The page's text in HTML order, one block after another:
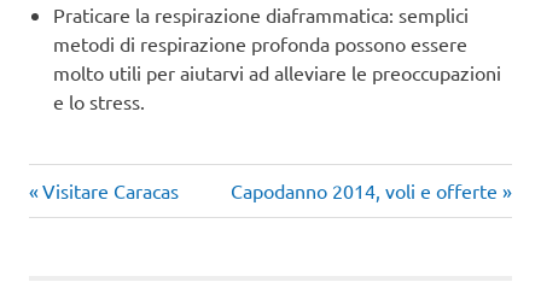
Praticare la respirazione diaframmatica: semplici
metodi di respirazione profonda possono essere
molto utili per aiutarvi ad alleviare le preoccupazioni
e lo stress.
Navigazione
Articolo
precedente:
Visitare Caracas
Articolo
successivo:
Capodanno 2014, voli e offerte